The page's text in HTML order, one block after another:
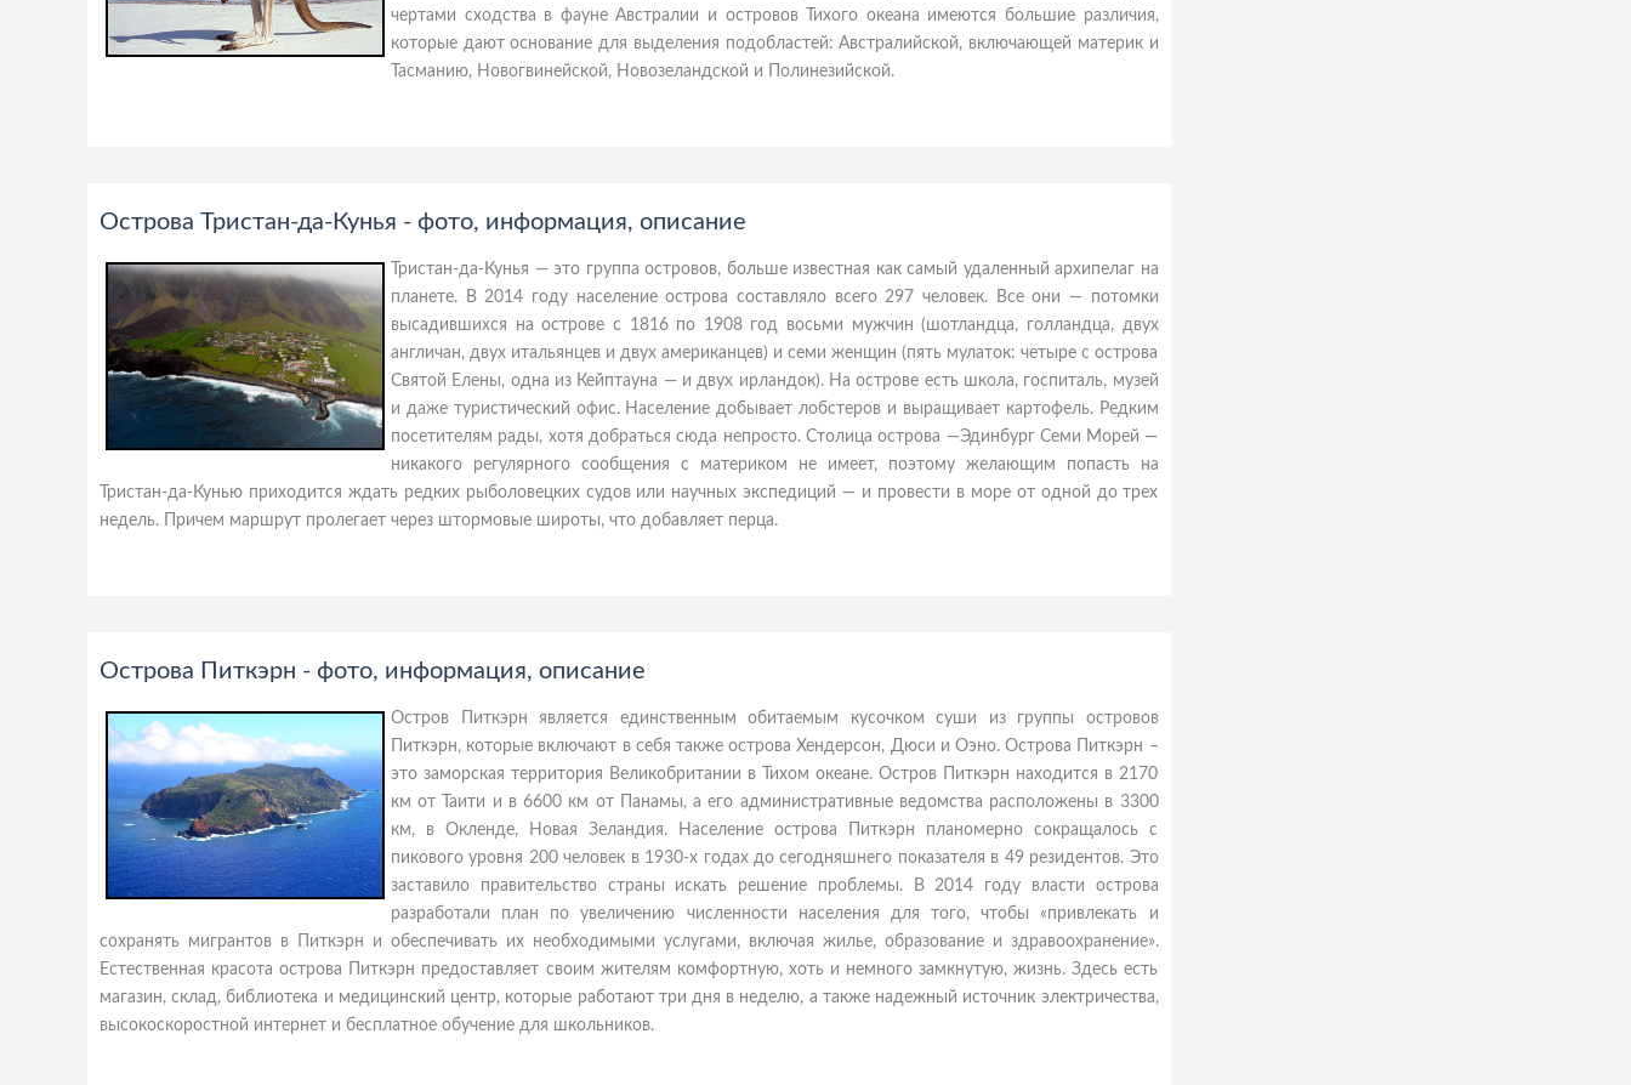
чертами сходства в фауне Австралии и островов Тихого океана имеются большие различия,
которые дают основание для выделения подобластей: Австралийской, включающей материк и
Тасманию, Новогвинейской, Новозеландской и Полинезийской.
Острова Тристан-да-Кунья - фото, информация, описание
Тристан-да-Кунья — это группа островов, больше известная как самый удаленный архипелаг на
планете. В 2014 году население острова составляло всего 297 человек. Все они — потомки
высадившихся на острове с 1816 по 1908 год восьми мужчин (шотландца, голландца, двух
англичан, двух итальянцев и двух американцев) и семи женщин (пять мулаток: четыре с острова
Святой Елены, одна из Кейптауна — и двух ирландок). На острове есть школа, госпиталь, музей
и даже туристический офис. Население добывает лобстеров и выращивает картофель. Редким
посетителям рады, хотя добраться сюда непросто. Столица острова —Эдинбург Семи Морей —
никакого регулярного сообщения с материком не имеет, поэтому желающим попасть на
Тристан-да-Кунью приходится ждать редких рыболовецких судов или научных экспедиций — и провести в море от одной до трех
недель. Причем маршрут пролегает через штормовые широты, что добавляет перца.
Острова Питкэрн - фото, информация, описание
Остров Питкэрн является единственным обитаемым кусочком суши из группы островов
Питкэрн, которые включают в себя также острова Хендерсон, Дюси и Оэно. Острова Питкэрн –
это заморская территория Великобритании в Тихом океане. Остров Питкэрн находится в 2170
км от Таити и в 6600 км от Панамы, а его административные ведомства расположены в 3300
км, в Окленде, Новая Зеландия. Население острова Питкэрн планомерно сокращалось с
пикового уровня 200 человек в 1930-х годах до сегодняшнего показателя в 49 резидентов. Это
заставило правительство страны искать решение проблемы. В 2014 году власти острова
разработали план по увеличению численности населения для того, чтобы «привлекать и
сохранять мигрантов в Питкэрн и обеспечивать их необходимыми услугами, включая жилье, образование и здравоохранение».
Естественная красота острова Питкэрн предоставляет своим жителям комфортную, хоть и немного замкнутую, жизнь. Здесь есть
магазин, склад, библиотека и медицинский центр, которые работают три дня в неделю, а также надежный источник электричества,
высокоскоростной интернет и бесплатное обучение для школьников.